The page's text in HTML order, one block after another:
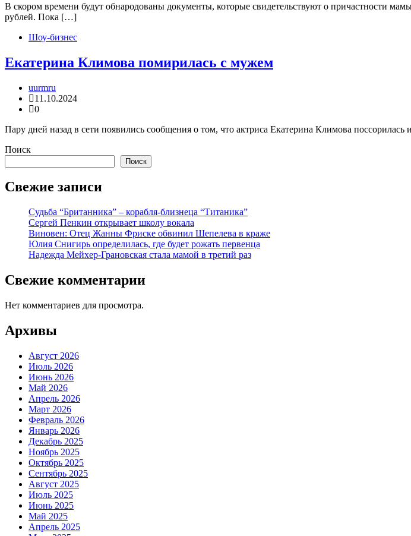
В скором времени будут обнародованы документы, которые свидетельствуют о причастности
рублей. Пока […]
Шоу-бизнес
Екатерина Климова помирилась с мужем
uurmru
11.10.2024
0
Пару дней назад в сети появились сообщения о том, что актриса Екатерина Климова
Поиск
Поиск
Свежие записи
Судьба “Британника” – корабля-близнеца “Титаника”
Сергей Пенкин открывает школу вокала
Виновен: Отец Жанны Фриске обвинил Шепелева в краже
Юлия Снигирь определилась, где будет рожать первенца
Надежда Мейхер-Грановская стала мамой в третий раз
Свежие комментарии
Нет комментариев для просмотра.
Архивы
Август 2026
Июль 2026
Июнь 2026
Май 2026
Апрель 2026
Март 2026
Февраль 2026
Январь 2026
Декабрь 2025
Ноябрь 2025
Октябрь 2025
Сентябрь 2025
Август 2025
Июль 2025
Июнь 2025
Май 2025
Апрель 2025